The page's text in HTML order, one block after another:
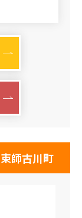
師古川町